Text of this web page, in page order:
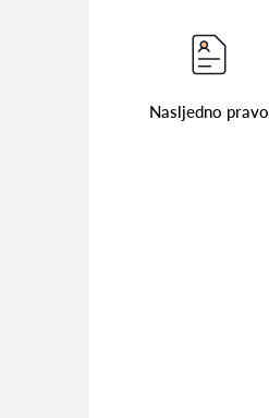
Nasljedno pravo